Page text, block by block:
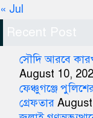
« Jul
Recent Post
সৌদি আরবে
August 10,
ফেঞ্চুগঞ্জে
গ্রেফতার